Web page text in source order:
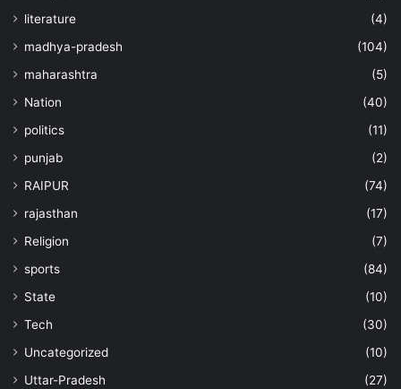
literature
(4)
madhya-pradesh
(104)
maharashtra
(5)
Nation
(40)
politics
(11)
punjab
(2)
RAIPUR
(74)
rajasthan
(17)
Religion
(7)
sports
(84)
State
(10)
Tech
(30)
Uncategorized
(10)
Uttar-Pradesh
(27)